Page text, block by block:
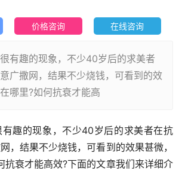
价格咨询 在线咨询
有趣的现象，不少40岁后的求美者
广撒网，结果不少烧钱，可看到的效
哪里?如何抗衰才能高
趣的现象，不少40岁后的求美者在抗
，结果不少烧钱，可看到的效果甚微，
抗衰才能高效?下面的文章我们来详细介